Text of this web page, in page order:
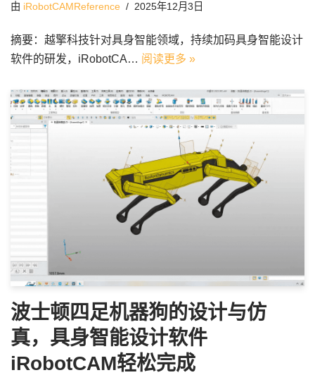
由 iRobotCAMReference 2025年12月3日
摘要：越擎科技针对具身智能领域，持续加码具身智能设计
软件的研发，iRobotCA… 阅读更多 »
波士顿四足机器狗的设计与仿
真，具身智能设计软件
iRobotCAM轻松完成